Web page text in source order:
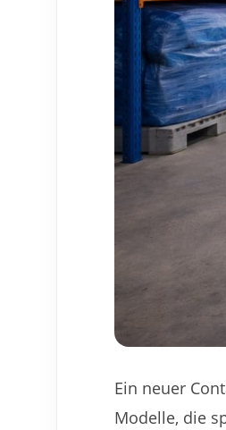
Ein neuer
Modelle, die